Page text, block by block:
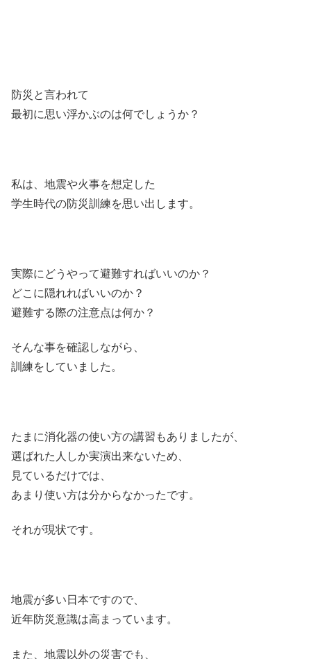
防災と言われて
最初に思い浮かぶのは何でしょうか？
私は、地震や火事を想定した
学生時代の防災訓練を思い出します。
実際にどうやって避難すればいいのか？
どこに隠れればいいのか？
避難する際の注意点は何か？
そんな事を確認しながら、
訓練をしていました。
たまに消化器の使い方の講習もありましたが、
選ばれた人しか実演出来ないため、
見ているだけでは、
あまり使い方は分からなかったです。
それが現状です。
地震が多い日本ですので、
近年防災意識は高まっています。
また、地震以外の災害でも、